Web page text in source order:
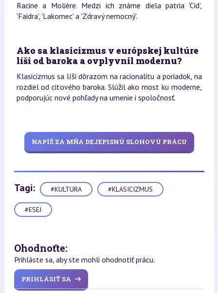
Racine a Molière. Medzi ich známe diela patria 'Cid',
'Faidra', 'Lakomec' a 'Zdravý nemocný'.
Ako sa klasicizmus v európskej kultúre
líši od baroka a ovplyvnil modernu?
Klasicizmus sa líši dôrazom na racionalitu a poriadok, na
rozdiel od citového baroka. Slúžil ako most ku moderne,
podporujúc nové pohľady na umenie i spoločnosť.
NAPÍŠ ZA MŇA DEJEPISNÚ SLOHOVÚ PRÁCU
Tagi: #KULTURA #KLASICIZMUS
#ESEJ
Ohodnoťte:
Prihláste sa, aby ste mohli ohodnotiť prácu.
PRIHLÁSIŤ SA